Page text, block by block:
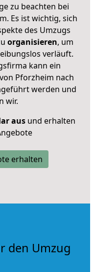
zu beachten bei
Es ist wichtig, sich
des Umzugs
organisieren, um
verläuft.
kann ein
Pforzheim nach
werden und
wir.
ausund erhalten
erhalten
den Umzug